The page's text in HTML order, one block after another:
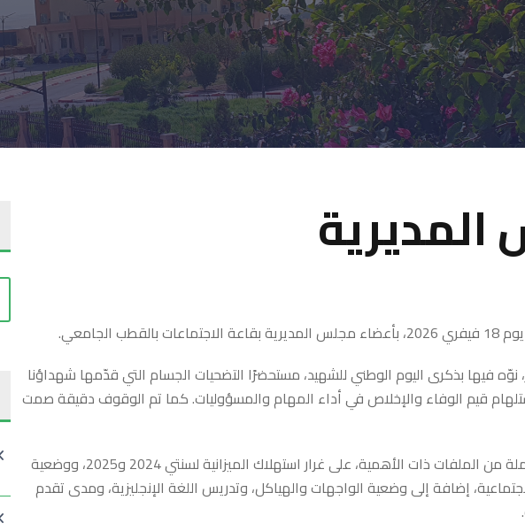
نوّه فيها بذكرى اليوم الوطني للشهيد، مستحضرًا التضحيات الجسام التي قدّمها شهداؤنا
قيم الوفاء والإخلاص في أداء المهام والمسؤوليات. كما تم الوقوف دقيقة صمت
وقد خُصِّص هذا الاجتماع لتدارس ومناقشة جملة من الملفات ذات الأهمية، على غرار استهلاك الميزانية لسنتي 2024 و2025، ووضعية
إضافة إلى وضعية الواجهات والهياكل، وتدريس اللغة الإنجليزية، ومدى تقدم